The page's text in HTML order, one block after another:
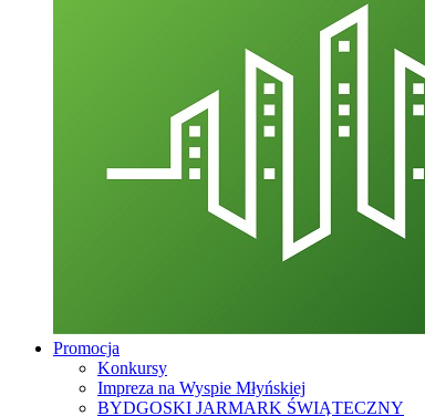
Promocja
Konkursy
Impreza na Wyspie Młyńskiej
BYDGOSKI JARMARK ŚWIĄTECZNY